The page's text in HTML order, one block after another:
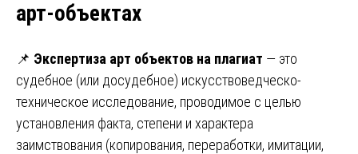
арт-объектах
📌 Экспертиза арт объектов на плагиат — это
судебное (или досудебное) искусствоведческо-
техническое исследование, проводимое с целью
установления факта, степени и характера
заимствования (копирования, переработки, имитации,